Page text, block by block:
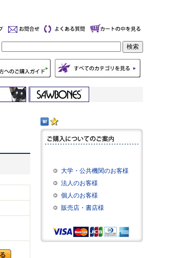
大学・公共機関のお客様
法人のお客様
個人のお客様
販売店・書店様